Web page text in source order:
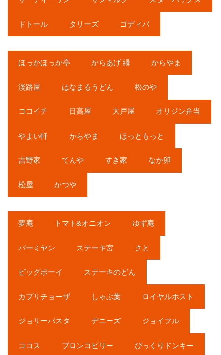
ドトール タリーズ ゴディバ
ほっかほっか亭 からあげ 縁 からやま
淡路屋 はなまるうどん 松のや
ココイチ 日高屋 大戸屋 オリジン弁当
やよい軒 からやま ほっともっと
吉野家 てんや すき家 なか卯
松屋 かつや
夢庵 トマト&オニオン ゆず庵
バーミヤン ステーキ宮 さと
ビッグボーイ ステーキのどん
カプリチョーザ しゃぶ葉 ロイヤルホスト
ジョリーパスタ デニーズ ジョイフル
ココス ブロンコビリー びっくりドンキー